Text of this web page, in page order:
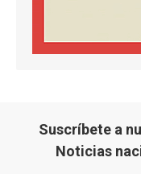
Suscríbete a
Noticias